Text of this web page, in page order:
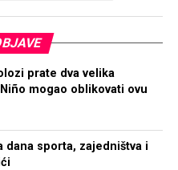
prate dva velika
mogao oblikovati ovu
dana sporta, zajedništva i